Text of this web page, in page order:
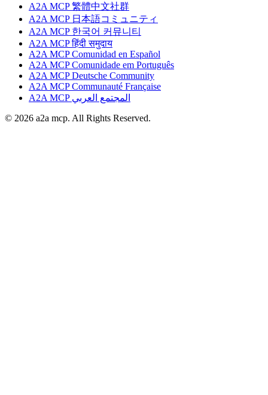
A2A MCP 繁體中文社群
A2A MCP 日本語コミュニティ
A2A MCP 한국어 커뮤니티
A2A MCP हिंदी समुदाय
A2A MCP Comunidad en Español
A2A MCP Comunidade em Português
A2A MCP Deutsche Community
A2A MCP Communauté Française
A2A MCP المجتمع العربي
© 2026 a2a mcp. All Rights Reserved.